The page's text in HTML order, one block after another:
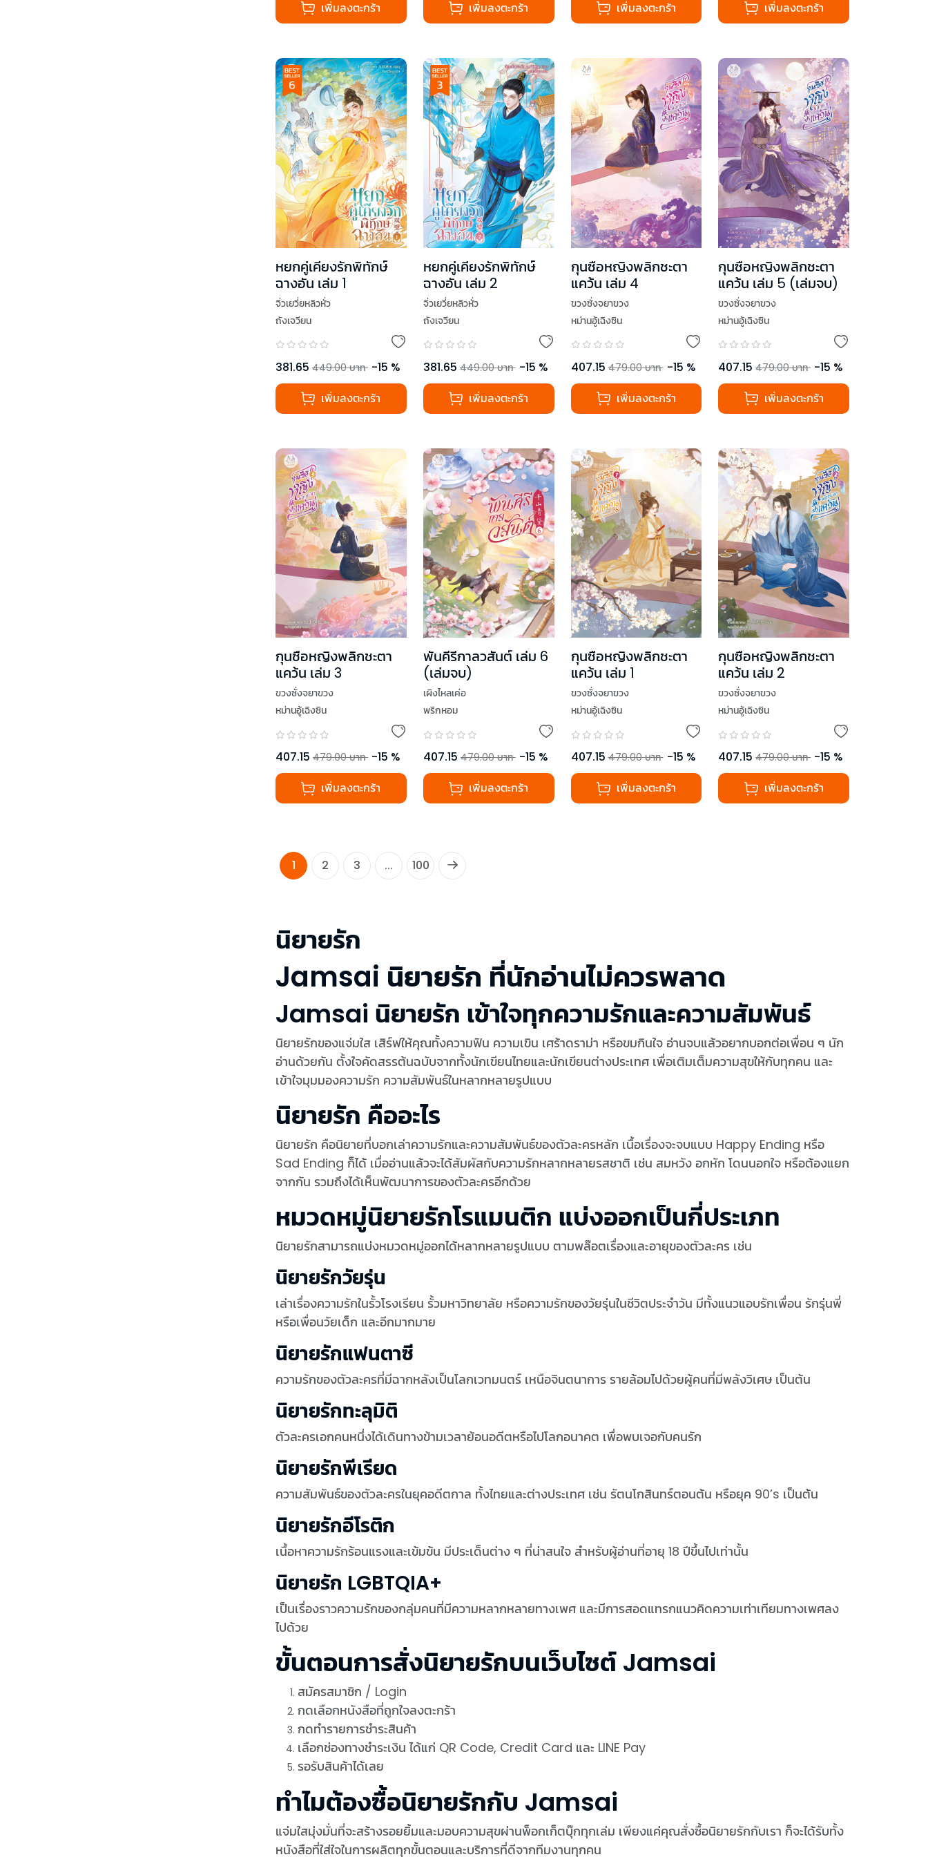
เพิ่มลงตะกร้า เพิ่มลงตะกร้า เพิ่มลงตะกร้า เพิ่มลงตะกร้า
หยกคู่เคียงรักพิทักษ์
ฉางอัน เล่ม 1
จิ่วเยวี่ยหลิวหั่ว
ถังเจวียน
381.65 449.00 บาท -15 %
เพิ่มลงตะกร้า
หยกคู่เคียงรักพิทักษ์
ฉางอัน เล่ม 2
จิ่วเยวี่ยหลิวหั่ว
ถังเจวียน
381.65 449.00 บาท -15 %
เพิ่มลงตะกร้า
กุนซือหญิงพลิกชะตา
แคว้น เล่ม 4
ขวงซั่งจยาขวง
หม่านอู้เฉิงซิน
407.15 479.00 บาท -15 %
เพิ่มลงตะกร้า
กุนซือหญิงพลิกชะตา
แคว้น เล่ม 5 (เล่มจบ)
ขวงซั่งจยาขวง
หม่านอู้เฉิงซิน
407.15 479.00 บาท -15 %
เพิ่มลงตะกร้า
กุนซือหญิงพลิกชะตา
แคว้น เล่ม 3
ขวงซั่งจยาขวง
หม่านอู้เฉิงซิน
407.15 479.00 บาท -15 %
เพิ่มลงตะกร้า
พันคีรีกาลวสันต์ เล่ม 6
(เล่มจบ)
เผิงไหลเค่อ
พริกหอม
407.15 479.00 บาท -15 %
เพิ่มลงตะกร้า
กุนซือหญิงพลิกชะตา
แคว้น เล่ม 1
ขวงซั่งจยาขวง
หม่านอู้เฉิงซิน
407.15 479.00 บาท -15 %
เพิ่มลงตะกร้า
กุนซือหญิงพลิกชะตา
แคว้น เล่ม 2
ขวงซั่งจยาขวง
หม่านอู้เฉิงซิน
407.15 479.00 บาท -15 %
เพิ่มลงตะกร้า
1 2 3 ... 100
นิยายรัก
Jamsai นิยายรัก ที่นักอ่านไม่ควรพลาด
Jamsai นิยายรัก เข้าใจทุกความรักและความสัมพันธ์
นิยายรักของแจ่มใส เสิร์ฟให้คุณทั้งความฟิน ความเขิน เศร้าดราม่า หรือขมกินใจ อ่านจบแล้วอยากบอกต่อเพื่อน ๆ นัก
อ่านด้วยกัน ตั้งใจคัดสรรต้นฉบับจากทั้งนักเขียนไทยและนักเขียนต่างประเทศ เพื่อเติมเต็มความสุขให้กับทุกคน และ
เข้าใจมุมมองความรัก ความสัมพันธ์ในหลากหลายรูปแบบ
นิยายรัก คืออะไร
นิยายรัก คือนิยายที่บอกเล่าความรักและความสัมพันธ์ของตัวละครหลัก เนื้อเรื่องจะจบแบบ Happy Ending หรือ
Sad Ending ก็ได้ เมื่ออ่านแล้วจะได้สัมผัสกับความรักหลากหลายรสชาติ เช่น สมหวัง อกหัก โดนนอกใจ หรือต้องแยก
จากกัน รวมถึงได้เห็นพัฒนาการของตัวละครอีกด้วย
หมวดหมู่นิยายรักโรแมนติก แบ่งออกเป็นกี่ประเภท
นิยายรักสามารถแบ่งหมวดหมู่ออกได้หลากหลายรูปแบบ ตามพล๊อตเรื่องและอายุของตัวละคร เช่น
นิยายรักวัยรุ่น
เล่าเรื่องความรักในรั้วโรงเรียน รั้วมหาวิทยาลัย หรือความรักของวัยรุ่นในชีวิตประจำวัน มีทั้งแนวแอบรักเพื่อน รักรุ่นพี่
หรือเพื่อนวัยเด็ก และอีกมากมาย
นิยายรักแฟนตาซี
ความรักของตัวละครที่มีฉากหลังเป็นโลกเวทมนตร์ เหนือจินตนาการ รายล้อมไปด้วยผู้คนที่มีพลังวิเศษ เป็นต้น
นิยายรักทะลุมิติ
ตัวละครเอกคนหนึ่งได้เดินทางข้ามเวลาย้อนอดีตหรือไปโลกอนาคต เพื่อพบเจอกับคนรัก
นิยายรักพีเรียด
ความสัมพันธ์ของตัวละครในยุคอดีตกาล ทั้งไทยและต่างประเทศ เช่น รัตนโกสินทร์ตอนต้น หรือยุค 90’s เป็นต้น
นิยายรักอีโรติก
เนื้อหาความรักร้อนแรงและเข้มข้น มีประเด็นต่าง ๆ ที่น่าสนใจ สำหรับผู้อ่านที่อายุ 18 ปีขึ้นไปเท่านั้น
นิยายรัก LGBTQIA+
เป็นเรื่องราวความรักของกลุ่มคนที่มีความหลากหลายทางเพศ และมีการสอดแทรกแนวคิดความเท่าเทียมทางเพศลง
ไปด้วย
ขั้นตอนการสั่งนิยายรักบนเว็บไซต์ Jamsai
สมัครสมาชิก / Login
กดเลือกหนังสือที่ถูกใจลงตะกร้า
กดทำรายการชำระสินค้า
เลือกช่องทางชำระเงิน ได้แก่ QR Code, Credit Card และ LINE Pay
รอรับสินค้าได้เลย
ทำไมต้องซื้อนิยายรักกับ Jamsai
แจ่มใสมุ่งมั่นที่จะสร้างรอยยิ้มและมอบความสุขผ่านพ็อกเก็ตบุ๊กทุกเล่ม เพียงแค่คุณสั่งซื้อนิยายรักกับเรา ก็จะได้รับทั้ง
หนังสือที่ใส่ใจในการผลิตทุกขั้นตอนและบริการที่ดีจากทีมงานทุกคน